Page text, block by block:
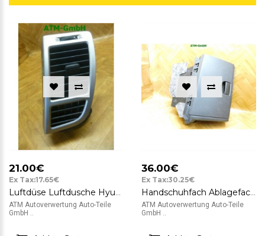
21.00€
Ex Tax:17.65€
Luftdüse Luftdusche Hyundai i20 rechts Beifahrerseite 97480-1J000 Mobis TRW
ATM Autoverwertung Auto-Teile
GmbH ..
36.00€
Ex Tax:30.25€
Handschuhfach Ablagefach Staufach Fach Hyundai i20 84529-1J000 Mobis 84520-1J000
ATM Autoverwertung Auto-Teile
GmbH ..